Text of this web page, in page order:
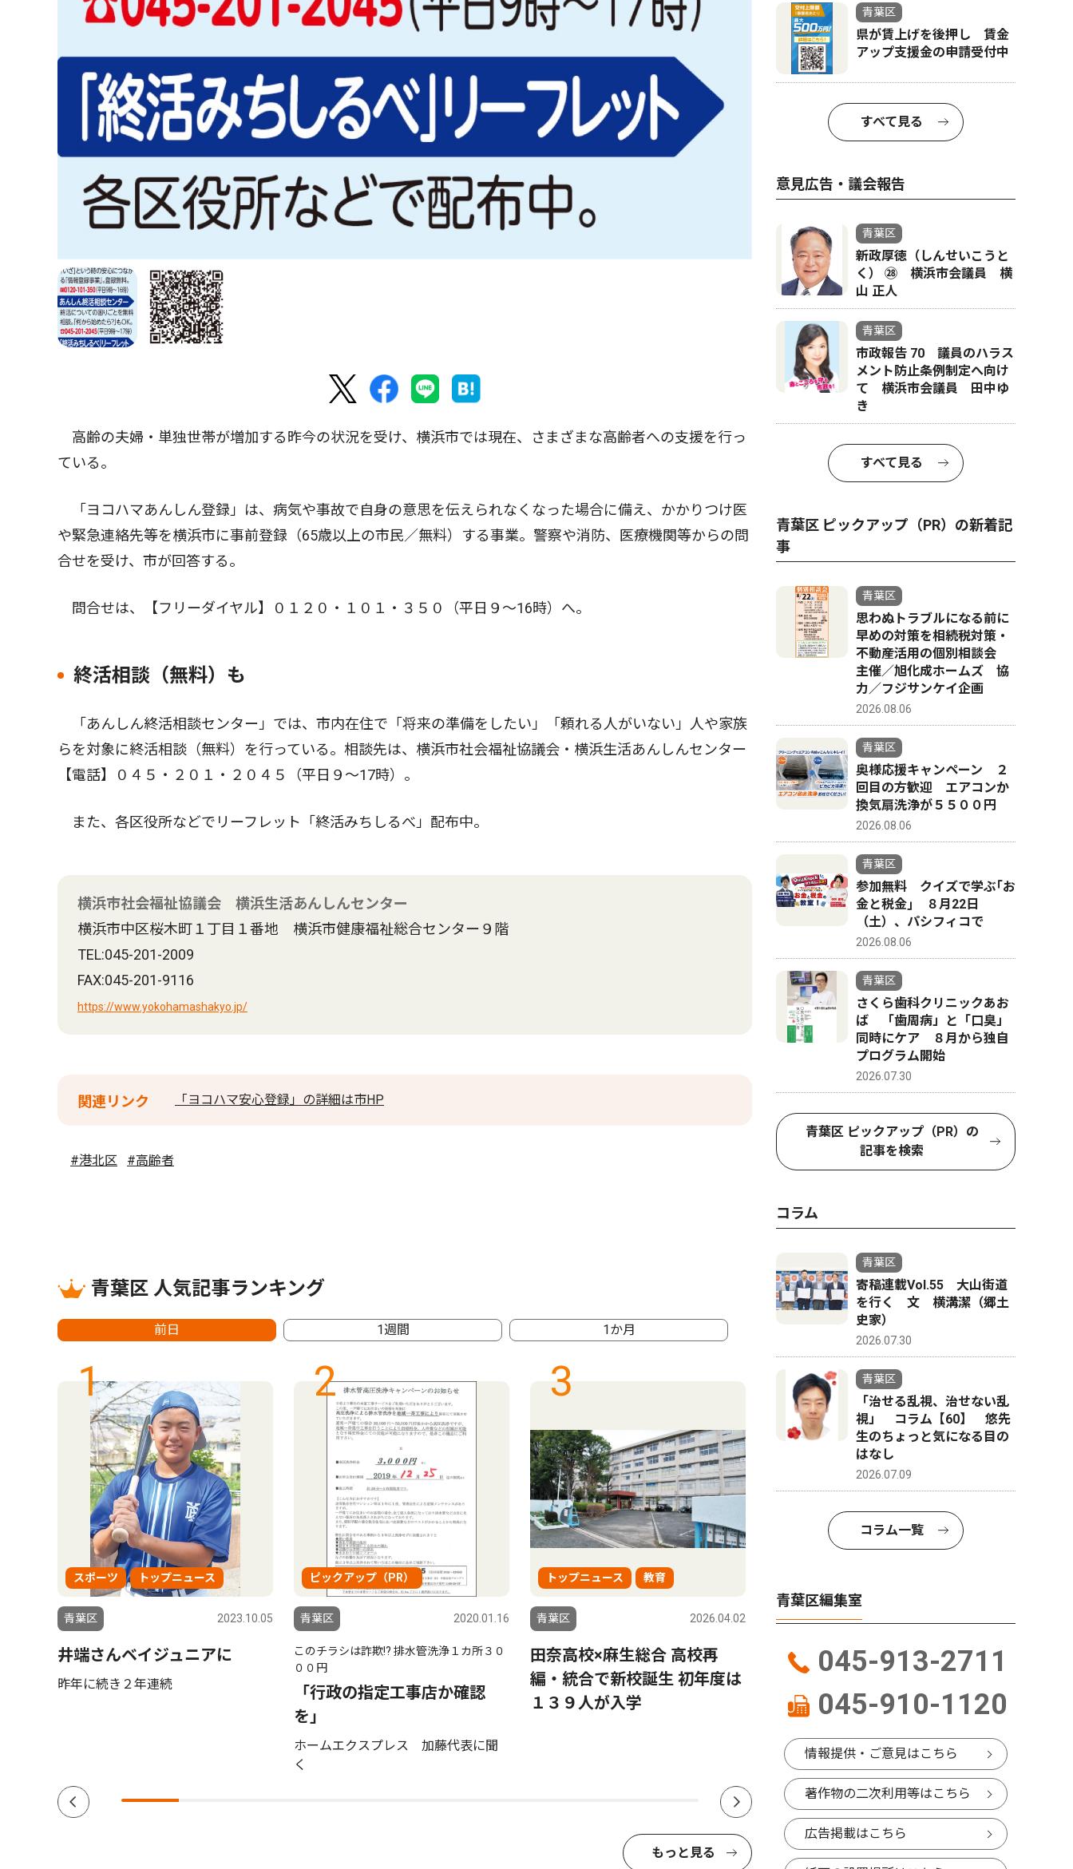
高齢の夫婦・単独世帯が増加する昨今の状況を受け、横浜市では現在、さまざまな高齢者への支援を行っ
ている。
「ヨコハマあんしん登録」は、病気や事故で自身の意思を伝えられなくなった場合に備え、かかりつけ医
や緊急連絡先等を横浜市に事前登録（65歳以上の市民／無料）する事業。警察や消防、医療機関等からの問
合せを受け、市が回答する。
問合せは、【フリーダイヤル】０１２０・１０１・３５０（平日９〜16時）へ。
終活相談（無料）も
「あんしん終活相談センター」では、市内在住で「将来の準備をしたい」「頼れる人がいない」人や家族
らを対象に終活相談（無料）を行っている。相談先は、横浜市社会福祉協議会・横浜生活あんしんセンター
【電話】０４５・２０１・２０４５（平日９〜17時）。
また、各区役所などでリーフレット「終活みちしるべ」配布中。
横浜市社会福祉協議会 横浜生活あんしんセンター
横浜市中区桜木町１丁目１番地 横浜市健康福祉総合センター９階
TEL:045-201-2009
FAX:045-201-9116
https://www.yokohamashakyo.jp/
関連リンク 「ヨコハマ安心登録」の詳細は市HP
#港北区 #高齢者
青葉区 人気記事ランキング
前日 1週間 1か月
1
スポーツ トップニュース
青葉区 2023.10.05
井端さんベイジュニアに
昨年に続き２年連続
2
ピックアップ（PR）
青葉区 2020.01.16
このチラシは詐欺!? 排水管洗浄１カ所３０
００円
「行政の指定工事店か確認
を」
ホームエクスプレス 加藤代表に聞
く
3
トップニュース 教育
青葉区 2026.04.02
田奈高校×麻生総合 高校再
編・統合で新校誕生 初年度は
１３９人が入学
4
青葉区
5月1日から7日までナミビアで行われたサ
ハラレースで優勝した
飯野 航さん
たちばな台在住 36歳
で
もっと見る
青葉区
県が賃上げを後押し 賃金
アップ支援金の申請受付中
すべて見る
意見広告・議会報告
青葉区
新政厚徳（しんせいこうと
く） ㉘ 横浜市会議員 横
山 正人
青葉区
市政報告 70 議員のハラス
メント防止条例制定へ向け
て 横浜市会議員 田中ゆ
き
すべて見る
青葉区 ピックアップ（PR）の新着記
事
青葉区
思わぬトラブルになる前に
早めの対策を相続税対策・
不動産活用の個別相談会
主催／旭化成ホームズ 協
力／フジサンケイ企画
2026.08.06
青葉区
奥様応援キャンペーン ２
回目の方歓迎 エアコンか
換気扇洗浄が５５００円
2026.08.06
青葉区
参加無料 クイズで学ぶ｢お
金と税金｣ ８月22日
（土）、パシフィコで
2026.08.06
青葉区
さくら歯科クリニックあお
ば 「歯周病」と「口臭」
同時にケア ８月から独自
プログラム開始
2026.07.30
青葉区 ピックアップ（PR）の
記事を検索
コラム
青葉区
寄稿連載Vol.55 大山街道
を行く 文 横溝潔（郷土
史家）
2026.07.30
青葉区
「治せる乱視、治せない乱
視」 コラム【60】 悠先
生のちょっと気になる目の
はなし
2026.07.09
コラム一覧
青葉区編集室
045-913-2711
045-910-1120
情報提供・ご意見はこちら
著作物の二次利用等はこちら
広告掲載はこちら